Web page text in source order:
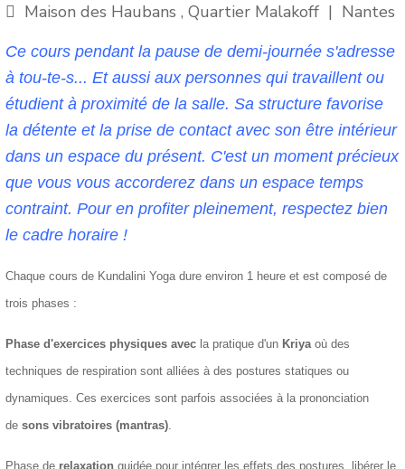
Maison des Haubans , Quartier Malakoff | Nantes
Ce cours pendant la pause de demi-journée s'adresse
à tou-te-s... Et aussi aux personnes qui travaillent ou
étudient à proximité de la salle. Sa structure favorise
la détente et la prise de contact avec son être intérieur
dans un espace du présent. C'est un moment précieux
que vous vous accorderez dans un espace temps
contraint. Pour en profiter pleinement, respectez bien
le cadre horaire !
Chaque cours de Kundalini Yoga dure environ 1 heure et est composé de
trois phases :
Phase d'exercices physiques avec la pratique d'un Kriyaoù des
techniques de respiration sont alliées à des postures statiques ou
dynamiques. Ces exercices sont parfois associées à la prononciation
desons vibratoires (mantras).
Phase de relaxation guidée pour intégrer les effets des postures, libérer le